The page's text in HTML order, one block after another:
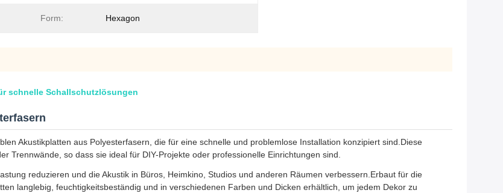
Form: Hexagon
schnelle Schallschutzlösungen
Akustikplatten aus Polyesterfasern, die für eine schnelle und problemlose Installation konzipiert sind.Diese
Trennwände, so dass sie ideal für DIY-Projekte oder professionelle Einrichtungen sind.
reduzieren und die Akustik in Büros, Heimkino, Studios und anderen Räumen verbessern.Erbaut für die
langlebig, feuchtigkeitsbeständig und in verschiedenen Farben und Dicken erhältlich, um jedem Dekor zu